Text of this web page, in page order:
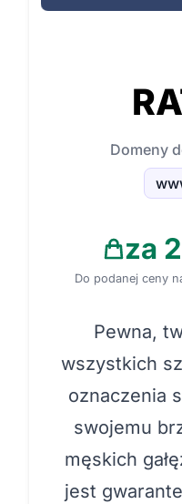
Domeny
za
Do podanej ceny
Pewna,
wszystkich
oznaczenia
swojemu
męskich
jest